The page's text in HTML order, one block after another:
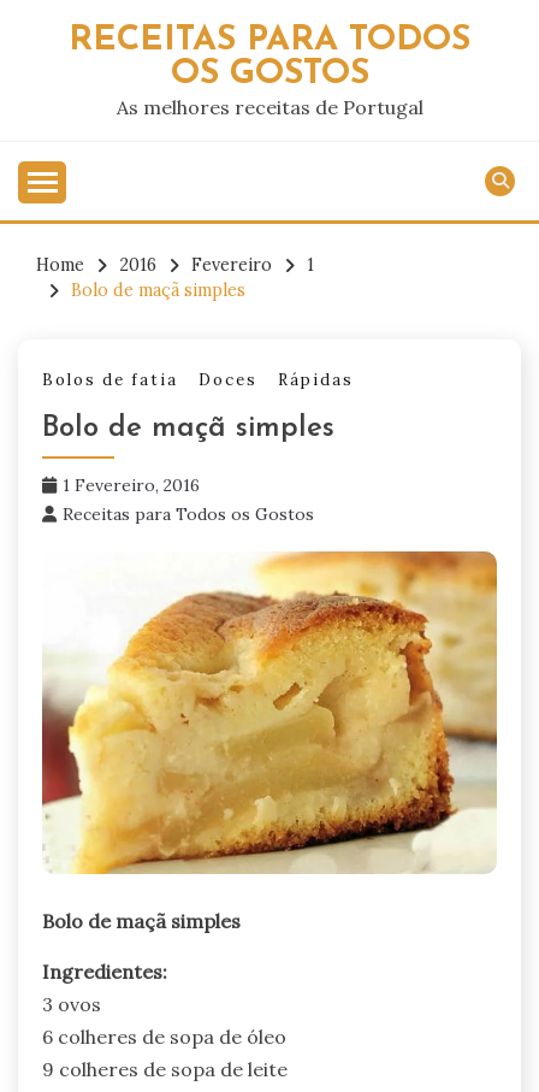
RECEITAS PARA TODOS
OS GOSTOS
As melhores receitas de Portugal
Home 2016 Fevereiro
1
Bolo de maçã simples
Bolos de fatia Doces Rápidas
Bolo de maçã simples
1 Fevereiro, 2016
Receitas para Todos os Gostos
Bolo de maçã simples
Ingredientes:
3 ovos
6 colheres de sopa de óleo
9 colheres de sopa de leite